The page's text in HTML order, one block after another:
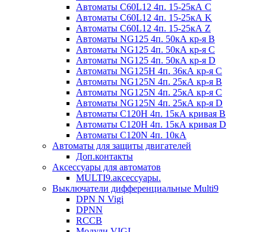
Автоматы C60L12 4п. 15-25кА C
Автоматы C60L12 4п. 15-25кА K
Автоматы C60L12 4п. 15-25кА Z
Автоматы NG125 4п. 50кА кр-я B
Автоматы NG125 4п. 50кА кр-я C
Автоматы NG125 4п. 50кА кр-я D
Автоматы NG125H 4п. 36кА кр-я C
Автоматы NG125N 4п. 25кА кр-я B
Автоматы NG125N 4п. 25кА кр-я C
Автоматы NG125N 4п. 25кА кр-я D
Автоматы С120H 4п. 15кА кривая B
Автоматы С120H 4п. 15кА кривая D
Автоматы С120N 4п. 10кА
Автоматы для защиты двигателей
Доп.контакты
Аксессуары для автоматов
MULTI9.аксессуары.
Выключатели дифференциальные Multi9
DPN N Vigi
DPNN
RCCB